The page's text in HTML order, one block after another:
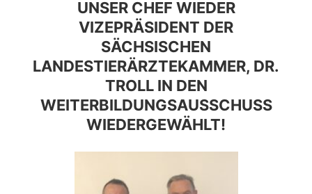
UNSER CHEF WIEDER
VIZEPRÄSIDENT DER
SÄCHSISCHEN
LANDESTIERÄRZTEKAMMER, DR.
TROLL IN DEN
WEITERBILDUNGSAUSSCHUSS
WIEDERGEWÄHLT!